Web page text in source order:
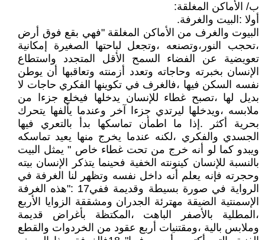
ب/ الأماكن المغلقة:
أولا :البيت والغرفة.
البيوت والغرف من الأماكن المغلقة "فهي بقع فوق أرض
،تحجب النور،وتصنعه ،وتجعل لباحتها الصغيرة إمكانية
تعويضية عن الفضاء السمح الأقل المتجدد واستطاع
الإنسان بخبرته وحاجاته وتعدد أزمنته وتعاقبها أن يوطن
نفسه السكن فيها ،فالغرف في تكوينها الفكري حاجات لا
بديل لها ،تصبح غطاء للإنسان يدخلها فيخلع جزءا من
ملابسه ،ويدخلها ليرتدي جزءا آخر وعندما يألفها يتحرك
بحرية أكثر .إذا ما اطمأن تماسكها بدأ بالتعري فيها
الجسدي والفكري ،لكنه عندما يخرج منها يعيد تماسكه
ويبدو كما لو أنه خرج من تحت غطاء خاص " يمثل البيت
بالنسبة للإنسان كينونته الخفية فحينما يتذكر الإنسان بيته
وحجرته فإنه يعلم أنه داخل نفسه وتظهر لنا الغرفة في
الرواية في صورة بسيطة وقديمة ففي17 :"هذه الغرفة
الإسمنتية الضيقة مهترئة الجدران ومشققة الزوايا الأربع
،المطلية بالأصفر الباهت ،المكتظة بأغراض قديمة
وملابس بالية ،ومقتنيات أربع عقود من الخردوات والقطع